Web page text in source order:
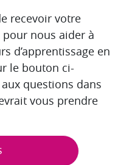
recevoir votre
nous aider à
d’apprentissage en
le bouton ci-
questions dans
vous prendre